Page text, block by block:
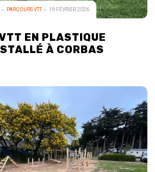
PARCOURS VTT 19 FÉVRIER 2026
EN PLASTIQUE
À CORBAS